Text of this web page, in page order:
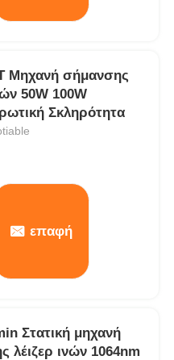
Μηχανή σήμανσης
50W 100W
Σκληρότητα
επαφή
Στατική μηχανή
λέιζερ ινών 1064nm